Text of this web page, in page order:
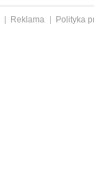
Reklama
Polityka